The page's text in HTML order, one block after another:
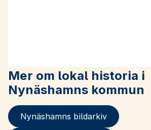
Mer om lokal historia i
Nynäshamns kommun
Nynäshamns bildarkiv